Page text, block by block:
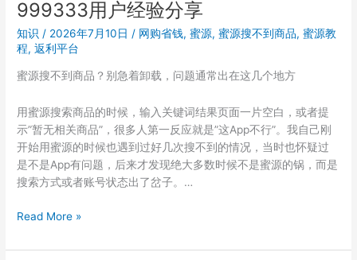
周
使
用
受
999333：
怎
么
优
券
分
享
给
朋
999333用户经验分享
知识 / 2026年7月10日 / 网购省钱,蜜源,蜜源搜不到商品,蜜源教
程,返利平台
蜜源搜不到商品？别急着卸载，问题通常出在这几个地方
用蜜源搜索商品的时候，输入关键词结果页面一片空白，或者提
示”暂无相关商品”，很多人第一反应就是”这App不行”。我自己刚
开始用蜜源的时候也遇到过好几次搜不到的情况，当时也怀疑过
是不是App有问题，后来才发现绝大多数时候不是蜜源的锅，而是
搜索方式或者账号状态出了岔子。…
蜜
搜
Read More »